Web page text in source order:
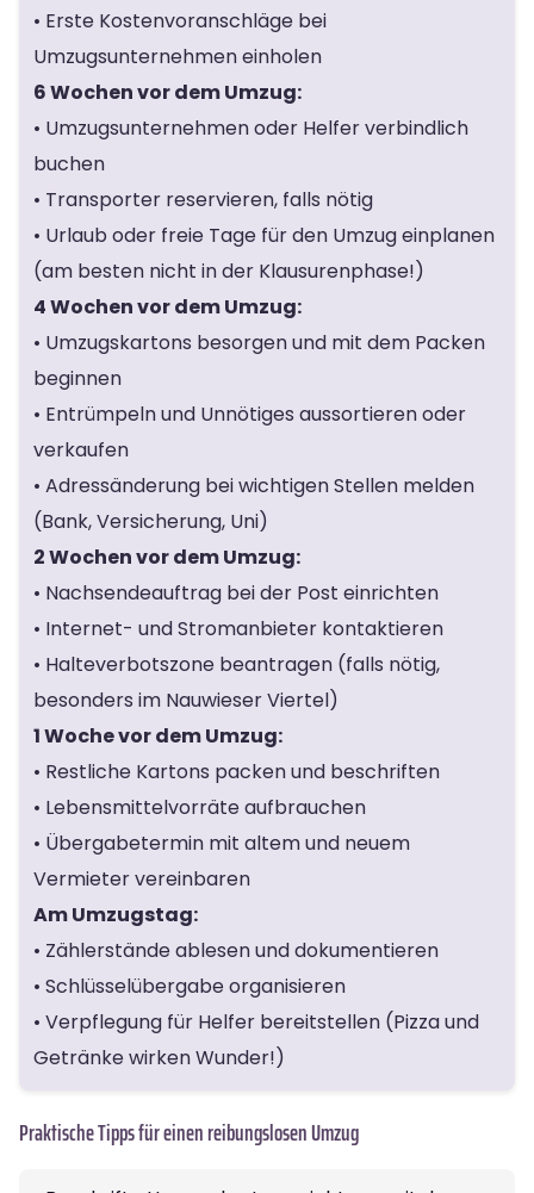
• Erste Kostenvoranschläge bei
Umzugsunternehmen einholen
6 Wochen vor dem Umzug:
• Umzugsunternehmen oder Helfer verbindlich
buchen
• Transporter reservieren, falls nötig
• Urlaub oder freie Tage für den Umzug einplanen
(am besten nicht in der Klausurenphase!)
4 Wochen vor dem Umzug:
• Umzugskartons besorgen und mit dem Packen
beginnen
• Entrümpeln und Unnötiges aussortieren oder
verkaufen
• Adressänderung bei wichtigen Stellen melden
(Bank, Versicherung, Uni)
2 Wochen vor dem Umzug:
• Nachsendeauftrag bei der Post einrichten
• Internet- und Stromanbieter kontaktieren
• Halteverbotszone beantragen (falls nötig,
besonders im Nauwieser Viertel)
1 Woche vor dem Umzug:
• Restliche Kartons packen und beschriften
• Lebensmittelvorräte aufbrauchen
• Übergabetermin mit altem und neuem
Vermieter vereinbaren
Am Umzugstag:
• Zählerstände ablesen und dokumentieren
• Schlüsselübergabe organisieren
• Verpflegung für Helfer bereitstellen (Pizza und
Getränke wirken Wunder!)
Praktische Tipps für einen reibungslosen Umzug